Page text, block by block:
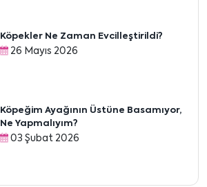
Köpekler Ne Zaman Evcilleştirildi?
26 Mayıs 2026
Köpeğim Ayağının Üstüne Basamıyor,
Ne Yapmalıyım?
03 Şubat 2026